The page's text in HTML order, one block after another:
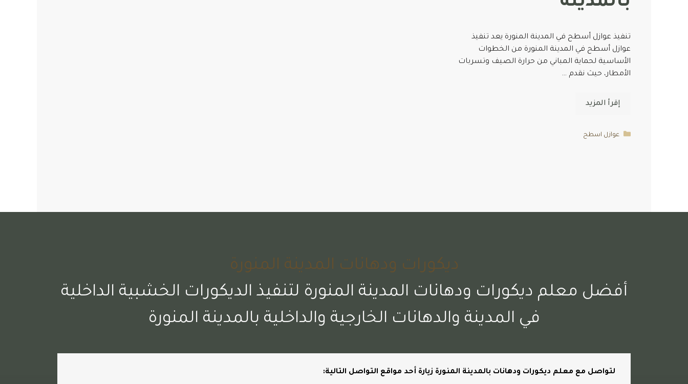
تنفيذ عوازل أسطح في المدينة المنورة يعد تنفيذ
عوازل أسطح في المدينة المنورة من الخطوات
الأساسية لحماية المباني من حرارة الصيف وتسربات
الأمطار، حيث نقدم …
إقرأ المزيد
التصنيفات
عوازل اسطح
ديكورات ودهانات المدينة المنورة
أفضل معلم ديكورات ودهانات المدينة المنورة لتنفيذ الديكورات الخشبية الداخلية
في المدينة والدهانات الخارجية والداخلية بالمدينة المنورة
لتواصل مع معلم ديكورات ودهانات بالمدينة المنورة زيارة أحد مواقع التواصل التالية: